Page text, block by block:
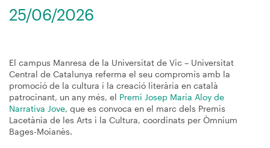
25/06/2026
El campus Manresa de la Universitat de Vic – Universitat
Central de Catalunya referma el seu compromís amb la
promoció de la cultura i la creació literària en català
patrocinant, un any més, el Premi Josep Maria Aloy de
Narrativa Jove, que es convoca en el marc dels Premis
Lacetània de les Arts i la Cultura, coordinats per Òmnium
Bages-Moianès.